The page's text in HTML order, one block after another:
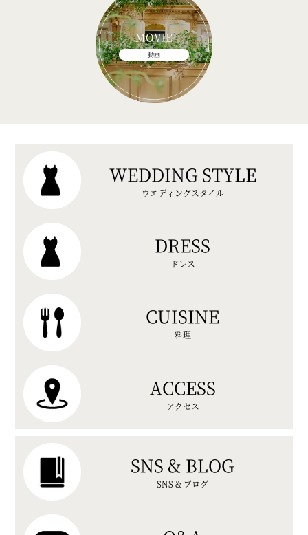
MOVIE
動画
WEDDING STYLE
ウエディングスタイル
DRESS
ドレス
CUISINE
料理
ACCESS
アクセス
SNS & BLOG
SNS & ブログ